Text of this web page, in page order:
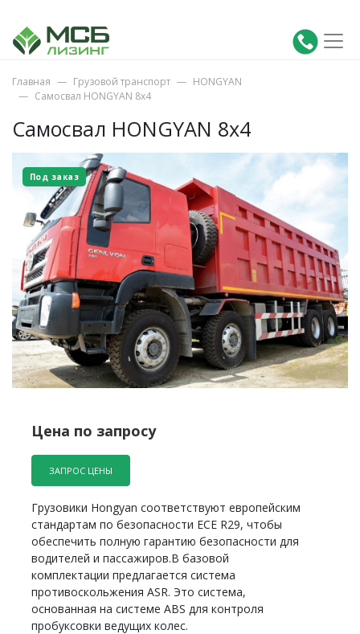
Главная Грузовой транспорт
HONGYAN
Самосвал HONGYAN 8х4
Самосвал HONGYAN 8х4
Под заказ
Цена по запросу
ЗАПРОС ЦЕНЫ
Грузовики Hongyan соответствуют европейским
стандартам по безопасности ECE R29, чтобы
обеспечить полную гарантию безопасности для
водителей и пассажиров.В базовой
комплектации предлагается система
противоскольжения ASR. Это система,
основанная на системе ABS для контроля
пробуксовки ведущих колес.